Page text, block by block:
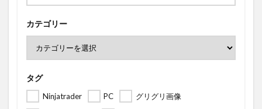
カテゴリー
タグ
Ninjatrader PC
グリグリ画像